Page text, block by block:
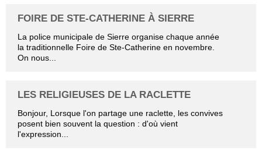
FOIRE DE STE-CATHERINE À SIERRE
La police municipale de Sierre organise chaque année
la traditionnelle Foire de Ste-Catherine en novembre.
On nous...
LES RELIGIEUSES DE LA RACLETTE
Bonjour, Lorsque l'on partage une raclette, les convives
posent bien souvent la question : d'où vient
l'expression...